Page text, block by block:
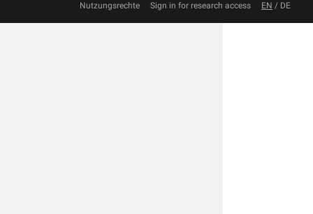
Nutzungsrechte Sign in for research access EN / DE